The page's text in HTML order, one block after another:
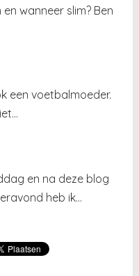
wanneer slim? Ben
een voetbalmoeder.
en na deze blog
heb ik…